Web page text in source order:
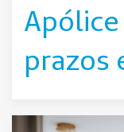
prazos